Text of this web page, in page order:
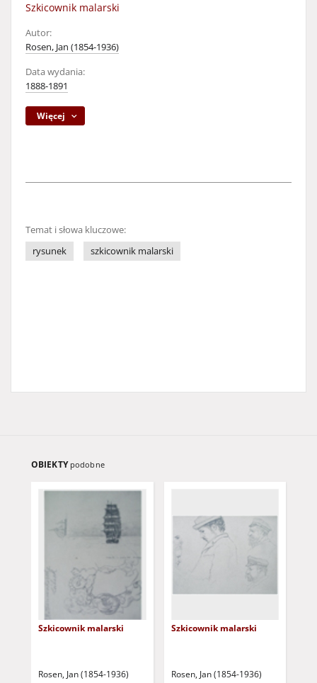
Szkicownik malarski
Autor:
Rosen, Jan (1854-1936)
Data wydania:
1888-1891
Więcej
Temat i słowa kluczowe:
rysunek
szkicownik malarski
OBIEKTY podobne
Szkicownik malarski
Rosen, Jan (1854-1936)
Szkicownik malarski
Rosen, Jan (1854-1936)